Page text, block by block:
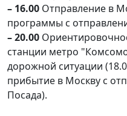
– 16.00 Отправление в
программы с
– 20.00
станции метро
дорожной ситуации
прибытие в Москву с
Посада).